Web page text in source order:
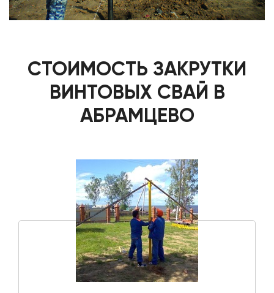
СТОИМОСТЬ ЗАКРУТКИ
ВИНТОВЫХ СВАЙ В
АБРАМЦЕВО